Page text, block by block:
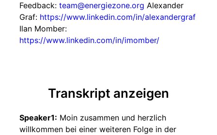
Feedback: team@energiezone.org Alexander
Graf: https://www.linkedin.com/in/alexandergraf
Ilan Momber:
https://www.linkedin.com/in/imomber/
Transkript anzeigen
Speaker1: Moin zusammen und herzlich
willkommen bei einer weiteren Folge in der